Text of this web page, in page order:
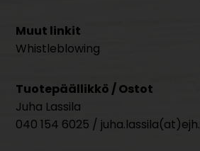
Muut linkit
Whistleblowing
Tuotepäällikkö / Ostot
Juha Lassila
040 154 6025 /